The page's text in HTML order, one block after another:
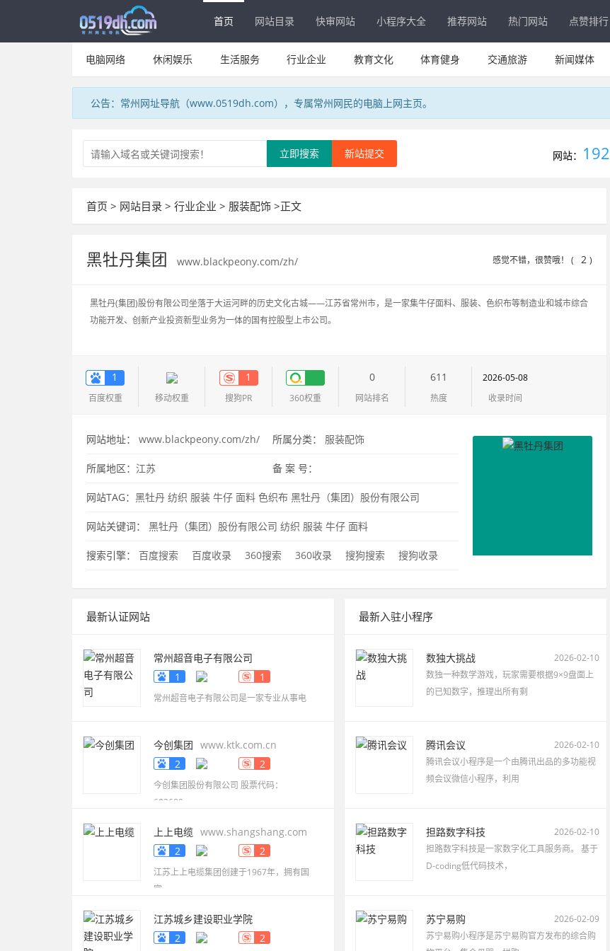
首页 网站目录 快审网站 小程序大全 推荐网站 热门网站 点赞排行
电脑网络 休闲娱乐 生活服务 行业企业 教育文化 体育健身 交通旅游 新闻媒体
公告：常州网址导航（www.0519dh.com），专属常州网民的电脑上网主页。
新站提交
立即搜索 网站： 192
首页 > 网站目录 > 行业企业 > 服装配饰 >正文
黑牡丹集团 www.blackpeony.com/zh/ 感觉不错，很赞哦！ ( 2 )
黑牡丹(集团)股份有限公司坐落于大运河畔的历史文化古城——江苏省常州市，是一家集牛仔面料、服装、色织布等制造业和城市综合
功能开发、创新产业投资新型业务为一体的国有控股型上市公司。
1
百度权重 移动权重
1
搜狗PR 360权重
0
网站排名
611
热度
2026-05-08
收录时间
网站地址： www.blackpeony.com/zh/ 所属分类： 服装配饰
所属地区： 江苏 备 案 号：
网站TAG： 黑牡丹 纺织 服装 牛仔 面料 色织布 黑牡丹（集团）股份有限公司
网站关键词： 黑牡丹（集团）股份有限公司 纺织 服装 牛仔 面料
搜索引擎： 百度搜索 百度收录 360搜索 360收录 搜狗搜索 搜狗收录
最新认证网站
常州超音电子有限公司
www.smdbuzzer.net
1 1
常州超音电子有限公司是一家专业从事电
今创集团 www.ktk.com.cn
2
2
今创集团股份有限公司 股票代码：
603680，
上上电缆 www.shangshang.com
2
2
江苏上上电缆集团创建于1967年，拥有国
家
江苏城乡建设职业学院
www.jscc.edu.cn
2 2
最新入驻小程序
数独大挑战
2026-02-10
数独一种数学游戏，玩家需要根据9×9盘面上
的已知数字，推理出所有剩
腾讯会议
2026-02-10
腾讯会议小程序是一个由腾讯出品的多功能视
频会议微信小程序，利用
担路数字科技
2026-02-10
担路数字科技是一家数字化工具服务商。 基于
D-coding低代码技术，
苏宁易购
2026-02-09
苏宁易购小程序是苏宁易购官方发布的综合购